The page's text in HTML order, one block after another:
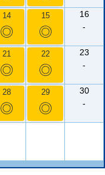
14
◎
15
◎
16
-
21
◎
22
◎
23
-
28
◎
29
◎
30
-